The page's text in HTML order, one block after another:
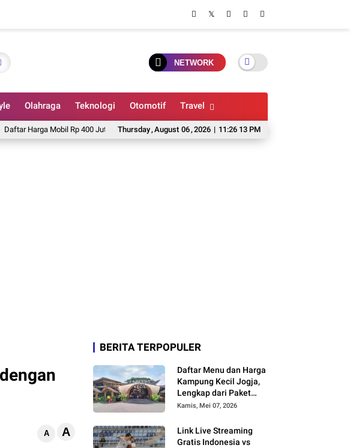
NETWORK
Olahraga Teknologi Otomotif Travel
Thursday,August 06,2026 | 11:26 13 PM
Mobil Rp 400 Jutaan di GIIAS 2026, Pilihan SUV, MPV, Hybrid hingga Mobil Listrik Makin Beragam
A A
BERITA TERPOPULER
Daftar Menu dan Harga
Kampung Kecil Jogja,
Lengkap dari Paket
Nasi hingga Minuman
Kamis, Mei 07, 2026
Link Live Streaming
Gratis Indonesia vs